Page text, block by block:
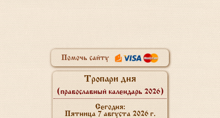
Помочь сайту
Тропари дня
(православный календарь 2026)
Сегодня:
Пятница 7 августа 2026 г.